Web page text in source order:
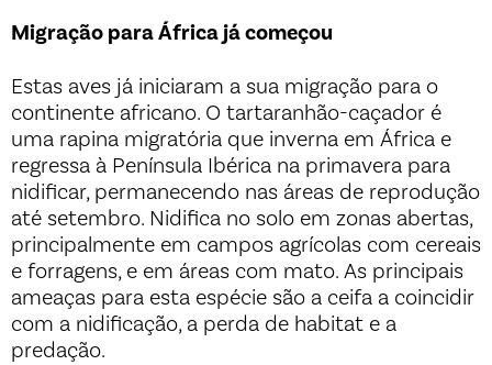
Migração para África já começou
Estas aves já iniciaram a sua migração para o
continente africano. O tartaranhão-caçador é
uma rapina migratória que inverna em África e
regressa à Península Ibérica na primavera para
nidificar, permanecendo nas áreas de reprodução
até setembro. Nidifica no solo em zonas abertas,
principalmente em campos agrícolas com cereais
e forragens, e em áreas com mato. As principais
ameaças para esta espécie são a ceifa a coincidir
com a nidificação, a perda de habitat e a
predação.